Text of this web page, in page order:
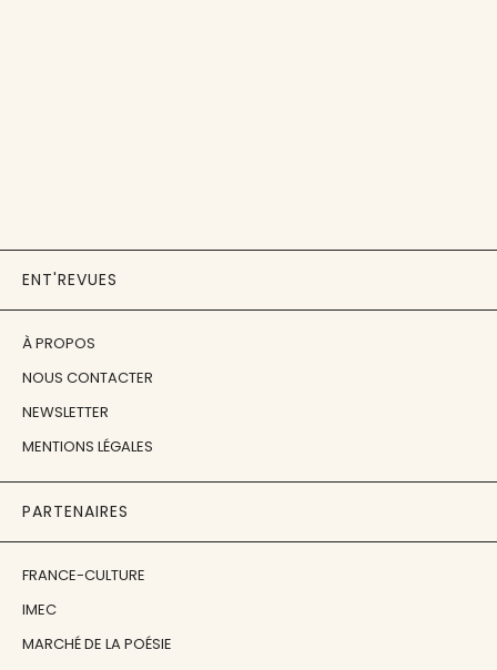
ENT'REVUES
À PROPOS
NOUS CONTACTER
NEWSLETTER
MENTIONS LÉGALES
PARTENAIRES
FRANCE-CULTURE
IMEC
MARCHÉ DE LA POÉSIE